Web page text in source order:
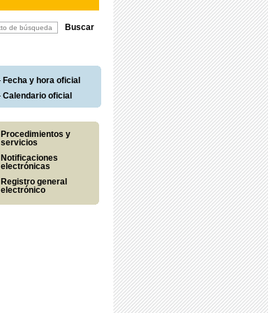
Fecha y hora oficial
Calendario oficial
Procedimientos y
servicios
Notificaciones
electrónicas
Registro general
electrónico